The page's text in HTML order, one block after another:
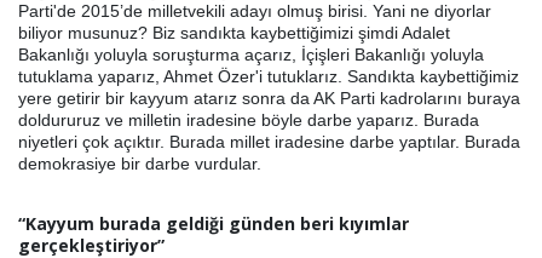
Parti'de 2015’de milletvekili adayı olmuş birisi. Yani ne diyorlar
biliyor musunuz? Biz sandıkta kaybettiğimizi şimdi Adalet
Bakanlığı yoluyla soruşturma açarız, İçişleri Bakanlığı yoluyla
tutuklama yaparız, Ahmet Özer'i tutuklarız. Sandıkta kaybettiğimiz
yere getirir bir kayyum atarız sonra da AK Parti kadrolarını buraya
doldururuz ve milletin iradesine böyle darbe yaparız. Burada
niyetleri çok açıktır. Burada millet iradesine darbe yaptılar. Burada
demokrasiye bir darbe vurdular.
“Kayyum burada geldiği günden beri kıyımlar
gerçekleştiriyor”